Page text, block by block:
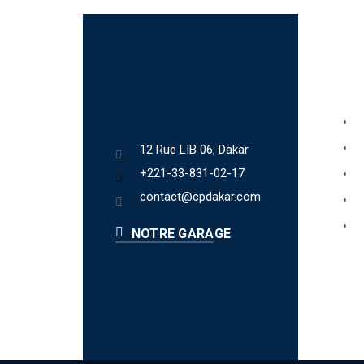
12 Rue LIB 06, Dakar
+221-33-831-02-17
contact@cpdakar.com
NOTRE GARAGE